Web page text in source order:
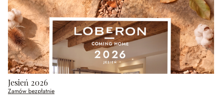
Jesień 2026
Zamów bezpłatnie